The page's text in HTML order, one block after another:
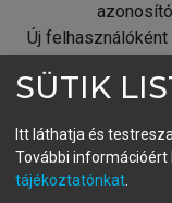
Új felhasználóként
A regisztráció után
SÜTIK
Itt láthatja és
További információért
tájékoztatónkat